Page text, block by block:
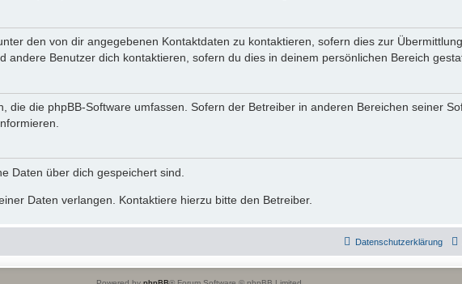
den von dir angegebenen Kontaktdaten zu kontaktieren, sofern dies zur
andere Benutzer dich kontaktieren, sofern du dies in deinem persönlichen Bereich
die die phpBB-Software umfassen. Sofern der Betreiber in anderen Bereichen seiner
Daten über dich gespeichert sind.
Daten verlangen. Kontaktiere hierzu bitte den Betreiber.
Datenschutzerklärung